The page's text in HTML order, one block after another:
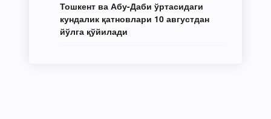
Тошкент ва Абу-Даби ўртасидаги
кундалик қатновлари 10 августдан
йўлга қўйилади